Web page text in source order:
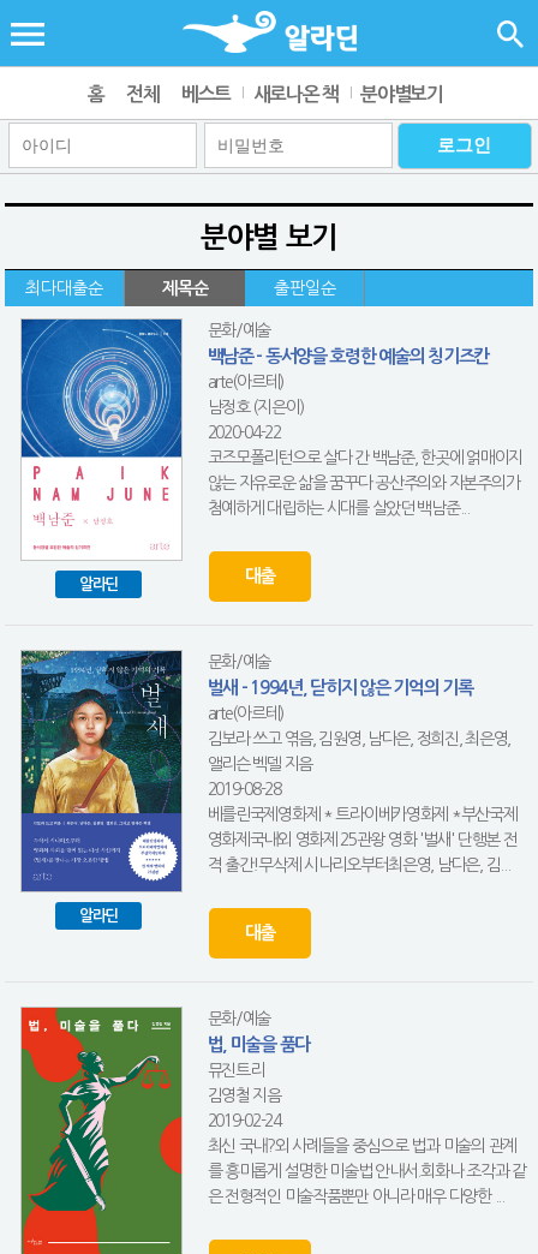
홈 전체 베스트 새로나온 책 분야별보기
분야별 보기
최다대출순 제목순 출판일순
알라딘
문화/예술
백남준 - 동서양을 호령한 예술의 칭기즈칸
arte(아르테)
남정호 (지은이)
2020-04-22
코즈모폴리턴으로 살다 간 백남준, 한곳에 얽매이지
않는 자유로운 삶을 꿈꾸다 공산주의와 자본주의가
첨예하게 대립하는 시대를 살았던 백남준...
대출
알라딘
문화/예술
벌새 - 1994년, 닫히지 않은 기억의 기록
arte(아르테)
김보라 쓰고 엮음, 김원영, 남다은, 정희진, 최은영,
앨리슨 벡델 지음
2019-08-28
베를린국제영화제 * 트라이베카영화제 *부산국제
영화제국내외 영화제 25관왕 영화 '벌새' 단행본 전
격 출간!무삭제 시나리오부터최은영, 남다은, 김...
대출
문화/예술
법, 미술을 품다
뮤진트리
김영철 지음
2019-02-24
최신 국내?외 사례들을 중심으로 법과 미술의 관계
를 흥미롭게 설명한 미술법 안내서.회화나 조각과 같
은 전형적인 미술작품뿐만 아니라 매우 다양한 ...